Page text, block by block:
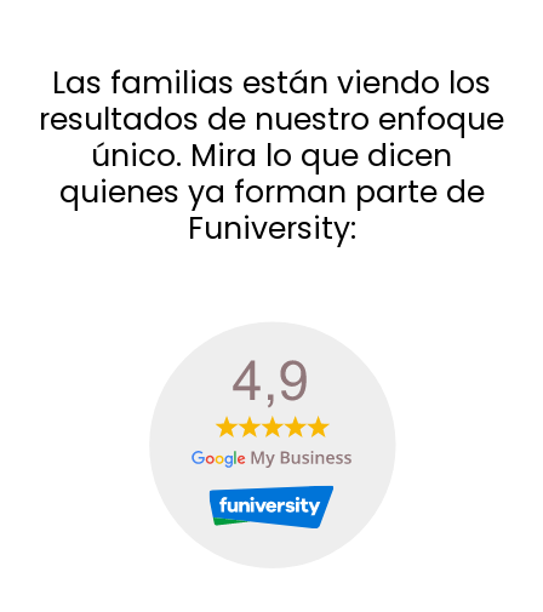
Las familias están viendo los
resultados de nuestro enfoque
único. Mira lo que dicen
quienes ya forman parte de
Funiversity: